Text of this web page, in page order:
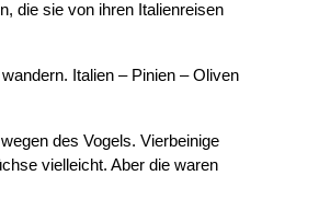
die sie von ihren Italienreisen
Italien – Pinien – Oliven
des Vogels. Vierbeinige
vielleicht. Aber die waren